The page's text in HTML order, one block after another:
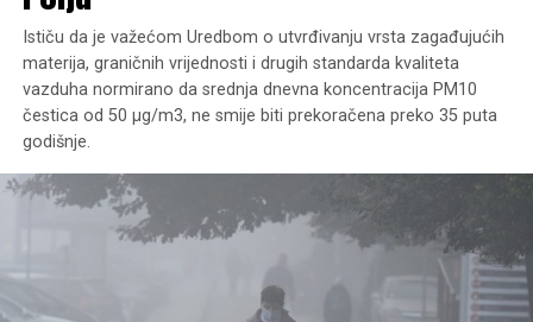
Ističu da je važećom Uredbom o utvrđivanju vrsta zagađujućih
materija, graničnih vrijednosti i drugih standarda kvaliteta
vazduha normirano da srednja dnevna koncentracija PM10
čestica od 50 μg/m3, ne smije biti prekoračena preko 35 puta
godišnje.